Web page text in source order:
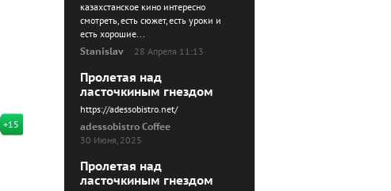
+15
казахстанское кино интересно
смотреть, есть сюжет, есть уроки и
есть хорошие...
Stanislav
28 Апреля 11:13
Пролетая над
ласточкиным гнездом
https://adessobistro.net/
adessobistro Coffee
30 Июня, 2025
Пролетая над
ласточкиным гнездом